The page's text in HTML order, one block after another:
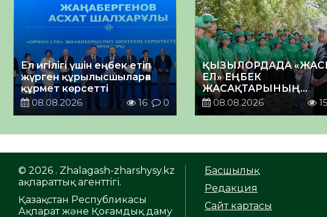
Ел игілігі үшін еңбек етіп
жүрген құрылысшыларға
құрмет көрсетті
08.08.2026
16 0
ҚЫЗЫЛОРДАДА
ЕЛ» ЕҢБЕК
ЖАСАҚТАРЫНЫҢ
ҚАТЫСУЫМЕН
ЭКОЛОГИЯЛЫҚ
08.08.2026 15
© 2026 . Zhalagash-zharshysy.kz
ақпараттық агенттігі.
Қазақстан Республикасы
Ақпарат және Қоғамдық даму
Басшылық
Редакция
Сайт картасы